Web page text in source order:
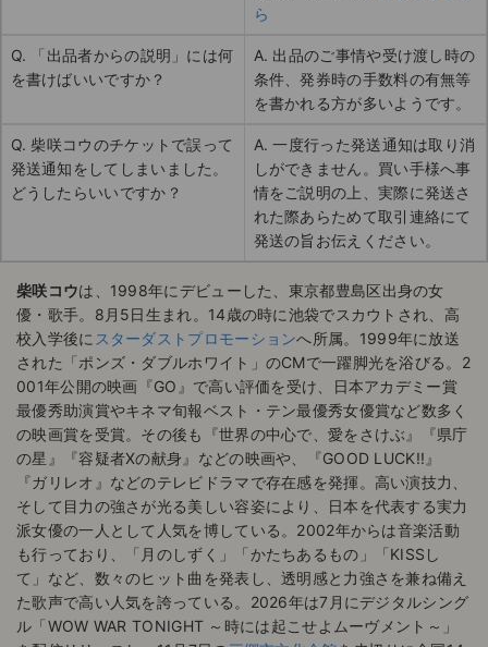
ら
Q. 「出品者からの説明」には何
を書けばいいですか？
A. 出品のご事情や受け渡し時の
条件、発券時の手数料の有無等
を書かれる方が多いようです。
Q. 柴咲コウのチケットで誤って
発送通知をしてしまいました。
どうしたらいいですか？
A. 一度行った発送通知は取り消
しができません。買い手様へ事
情をご説明の上、実際に発送さ
れた際あらためて取引連絡にて
発送の旨お伝えください。
柴咲コウは、1998年にデビューした、東京都豊島区出身の女
優・歌手。8月5日生まれ。14歳の時に池袋でスカウトされ、高
校入学後に スターダストプロモーションへ所属。1999年に放送
された「ポンズ・ダブルホワイト」のCMで一躍脚光を浴びる。2
001年公開の映画『GO』で高い評価を受け、日本アカデミー賞
最優秀助演賞やキネマ旬報ベスト・テン最優秀女優賞など数多く
の映画賞を受賞。その後も『世界の中心で、愛をさけぶ』『県庁
の星』『容疑者Xの献身』などの映画や、『GOOD LUCK!!』
『ガリレオ』などのテレビドラマで存在感を発揮。高い演技力、
そして目力の強さが光る美しい容姿により、日本を代表する実力
派女優の一人として人気を博している。2002年からは音楽活動
も行っており、「月のしずく」「かたちあるもの」「KISSし
て」など、数々のヒット曲を発表し、透明感と力強さを兼ね備え
た歌声で高い人気を誇っている。2026年は7月にデジタルシング
ル「WOW WAR TONIGHT ～時には起こせよムーヴメント～」